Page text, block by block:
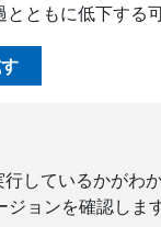
ともに低下する
しているかがわ
ョンを確認します